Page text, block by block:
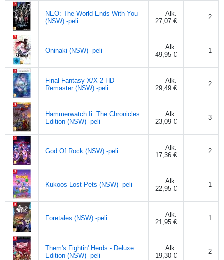
NEO: The World Ends With You
(NSW) -peli
Alk.
27,07 €
2
Oninaki (NSW) -peli
Alk.
49,95 €
1
Final Fantasy X/X-2 HD
Remaster (NSW) -peli
Alk.
29,49 €
2
Hammerwatch Ii: The Chronicles
Edition (NSW) -peli
Alk.
23,09 €
3
God Of Rock (NSW) -peli
Alk.
17,36 €
2
Kukoos Lost Pets (NSW) -peli
Alk.
22,95 €
1
Foretales (NSW) -peli
Alk.
21,95 €
1
Them's Fightin' Herds - Deluxe
Edition (NSW) -peli
Alk.
19,30 €
2